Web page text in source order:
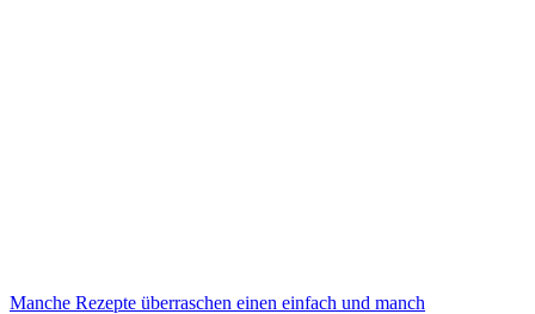
Manche Rezepte überraschen einen einfach und manch